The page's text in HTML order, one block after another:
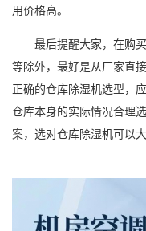
用价格高。
最后提醒大家，在购买
等除外，最好是从厂家直
正确的仓库除湿机选型，
仓库本身的实际情况合理
案，选对仓库除湿机可以